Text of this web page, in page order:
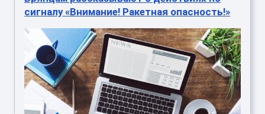
сигналу «Вниманиe! Ракетная опасность!»